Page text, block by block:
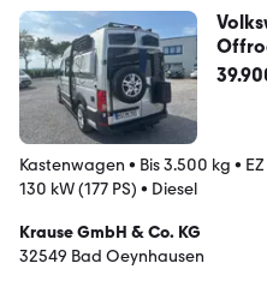
Kastenwagen • Bis 3.500 kg •
130 kW (177 PS) • Diesel
Krause GmbH & Co. KG
32549 Bad Oeynhausen